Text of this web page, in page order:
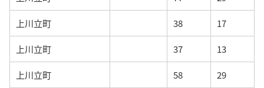
上川立町 38 17
上川立町 37 13
上川立町 58 29